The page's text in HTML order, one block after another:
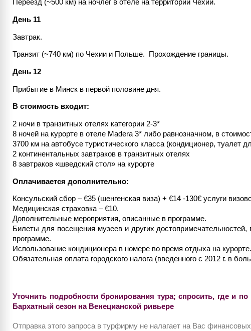
Переезд (~500 км) на ночлег в отеле на территории Чехии.
День 11
Завтрак.​​​​​​​
Транзит (~740 км) по Чехии и Польше. Прохождение границы.
День 12
Прибытие в Минск в первой половине дня.
В стоимость входит:
2 ночи в транзитных отелях категории 2-3*
8 ночей на курорте в отеле Madera 3* либо равнозначном, в
3700 км на автобусе туристического класса (кондиционер,
2 континентальных завтраков в транзитных отелях
8 завтраков «шведский стол» на курорте
Оплачивается дополнительно:
Консульский сбор – €35 (шенгенская виза) + €14 -130€ услуги
Медицинская страховка – €10.
Дополнительные мероприятия, описанные в программе.
Билеты для посещения музеев и других
программе.
Использование кондиционера в номере во время отдыха на курорте.
Обязательная оплата городского налога (введенного с 2012 г. в
Уточнить подробности бронирования тура; спросить, где
Бархатный сезон на Венецианской ривьере
Отправка этого запроса в турфирму не налагает на Вас